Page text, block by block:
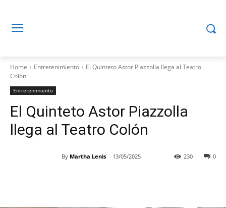
Home Entretenimiento
El Quinteto Astor Piazzolla llega al Teatro
Colón
Entretenimiento
El Quinteto Astor Piazzolla
llega al Teatro Colón
By Martha Lenis 13/05/2025 0
230